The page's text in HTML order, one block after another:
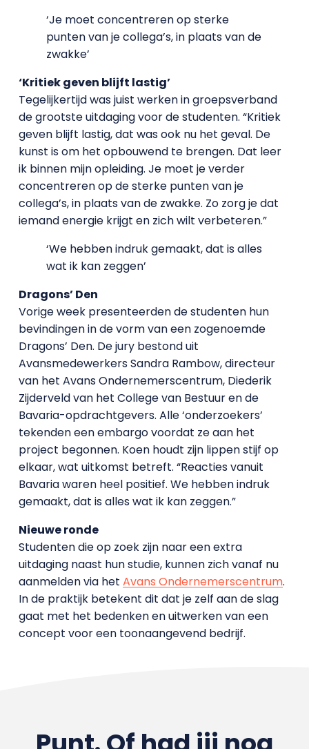
‘Je moet concentreren op sterke
punten van je collega’s, in plaats van de
zwakke’
‘Kritiek geven blijft lastig’
Tegelijkertijd was juist werken in groepsverband
de grootste uitdaging voor de studenten. “Kritiek
geven blijft lastig, dat was ook nu het geval. De
kunst is om het opbouwend te brengen. Dat leer
ik binnen mijn opleiding. Je moet je verder
concentreren op de sterke punten van je
collega’s, in plaats van de zwakke. Zo zorg je dat
iemand energie krijgt en zich wilt verbeteren.”
‘We hebben indruk gemaakt, dat is alles
wat ik kan zeggen’
Dragons’ Den
Vorige week presenteerden de studenten hun
bevindingen in de vorm van een zogenoemde
Dragons’ Den. De jury bestond uit
Avansmedewerkers Sandra Rambow, directeur
van het Avans Ondernemerscentrum, Diederik
Zijderveld van het College van Bestuur en de
Bavaria-opdrachtgevers. Alle ‘onderzoekers’
tekenden een embargo voordat ze aan het
project begonnen. Koen houdt zijn lippen stijf op
elkaar, wat uitkomst betreft. “Reacties vanuit
Bavaria waren heel positief. We hebben indruk
gemaakt, dat is alles wat ik kan zeggen.”
Nieuwe ronde
Studenten die op zoek zijn naar een extra
uitdaging naast hun studie, kunnen zich vanaf nu
aanmelden via het Avans Ondernemerscentrum.
In de praktijk betekent dit dat je zelf aan de slag
gaat met het bedenken en uitwerken van een
concept voor een toonaangevend bedrijf.